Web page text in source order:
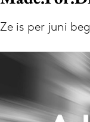
Volg het
Ze is per juni